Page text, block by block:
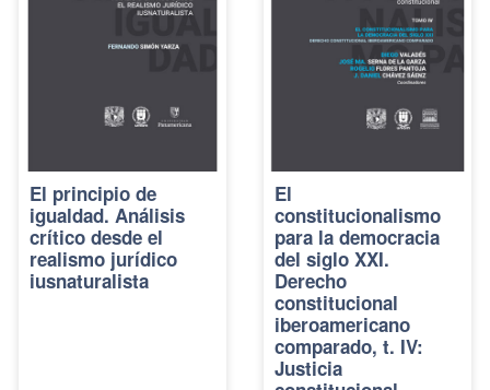
El principio de
igualdad. Análisis
crítico desde el
realismo jurídico
iusnaturalista
El
constitucionalismo
para la democracia
del siglo XXI.
Derecho
constitucional
iberoamericano
comparado, t. IV:
Justicia